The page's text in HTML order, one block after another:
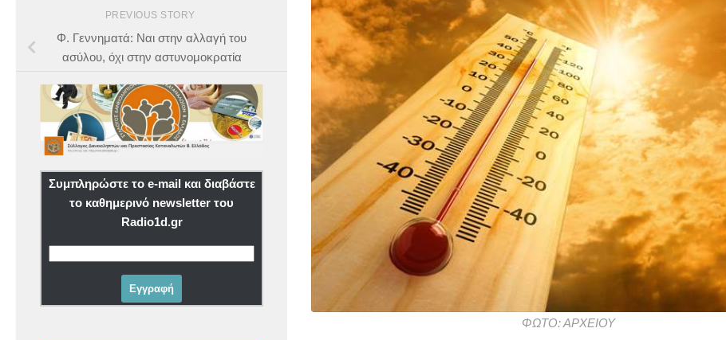
ΦΩΤΟ: ΑΡΧΕΙΟΥ
PREVIOUS STORY
Φ. Γεννηματά: Ναι στην αλλαγή του
ασύλου, όχι στην αστυνομοκρατία
Συμπληρώστε το e-mail και διαβάστε
το καθημερινό newsletter του
Radio1d.gr